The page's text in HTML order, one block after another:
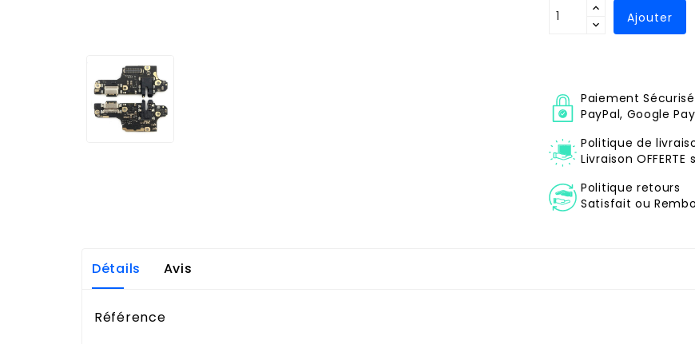
Ajouter
Paiement Sécurisé
PayPal, Google
Politique de
Livraison
Politique retours
Satisfait ou
Détails Avis
Référence